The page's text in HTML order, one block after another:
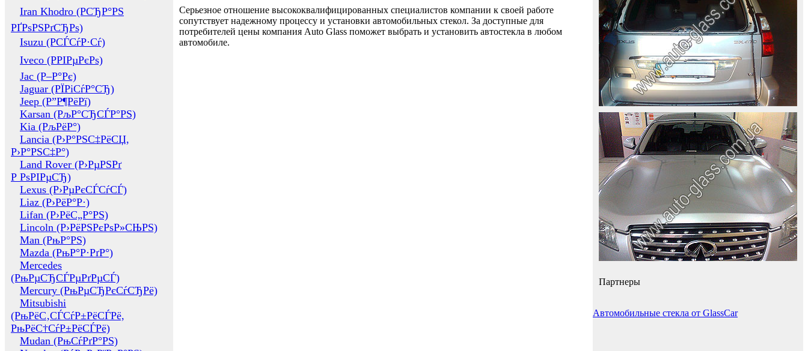
Iran Khodro (РСЂР°РЅ
РҐРѕРЅРґСЂРѕ)
Isuzu (РСЃСѓР·Сѓ)
Iveco (РРІРµРєРѕ)
Jac (Р–Р°Рє)
Jaguar (РЇРіСѓР°СЂ)
Jeep (Р”Р¶РёРї)
Karsan (РљР°СЂСЃР°РЅ)
Kia (РљРёР°)
Lancia (Р›Р°РЅС‡РёСЏ,
Р›Р°РЅС‡Р°)
Land Rover (Р›РµРЅРґ
Р РѕРІРµСЂ)
Lexus (Р›РµРєСЃСѓСЃ)
Liaz (Р›РёР°Р·)
Lifan (Р›РёС„Р°РЅ)
Lincoln (Р›РёРЅРєРѕР»СЊРЅ)
Man (РњР°РЅ)
Mazda (РњР°Р·РґР°)
Mercedes
(РњРµСЂСЃРµРґРµСЃ)
Mercury (РњРµСЂРєСѓСЂРё)
Mitsubishi
(РњРёС‚СЃСѓР±РёСЃРё,
РњРёС†СѓР±РёСЃРё)
Mudan (РњСѓРґР°РЅ)
Серьезное отношение высококвалифицированных специалистов компании к своей работе
сопутствует надежному процессу и установки автомобильных стекол. За доступные для
потребителей цены компания Auto Glass поможет выбрать и установить автостекла в любом
автомобиле.
Партнеры
Автомобильные стекла от GlassCar